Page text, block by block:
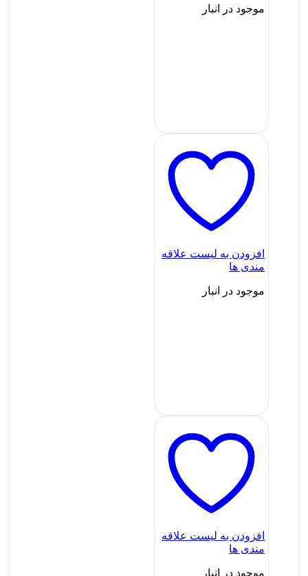
موجود در انبار
افزودن به لیست علاقه
مندی ها
موجود در انبار
افزودن به لیست علاقه
مندی ها
موجود در انبار